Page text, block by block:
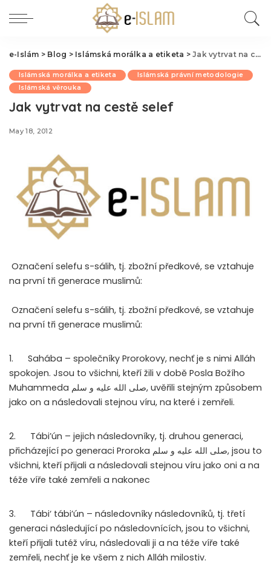
e-Islám > Blog > Islámská morálka a etiketa >Jak vytrvat na cestě selef
Islámská morálka a etiketa
Islámská právní metodologie
Islámská věrouka
Jak vytrvat na cestě selef
May 18, 2012
Označení selefu s-sálih, tj. zbožní předkové, se vztahuje
na první tři generace muslimů:
Označení selefu s-sálih, tj. zbožní předkové, se vztahuje
na první tři generace muslimů:
1. Sahába – společníky Prorokovy, nechť je s nimi Alláh
spokojen. Jsou to všichni, kteří žili v době Posla Božího
Muhammeda صلى الله عليه و سلم, uvěřili stejným způsobem
jako on a následovali stejnou víru, na které i zemřeli.
2. Tábi’ún – jejich následovníky, tj. druhou generaci,
přicházející po generaci Proroka صلى الله عليه و سلم, jsou to
všichni, kteří přijali a následovali stejnou víru jako oni a na
téže víře také zemřeli a nakonec
3. Tábi‘ tábi’ún – následovníky následovníků, tj. třetí
generaci následující po následovnících, jsou to všichni,
kteří přijali tutéž víru, následovali ji a na téže víře také
zemřeli, nechť je ke všem z nich Alláh milostiv.